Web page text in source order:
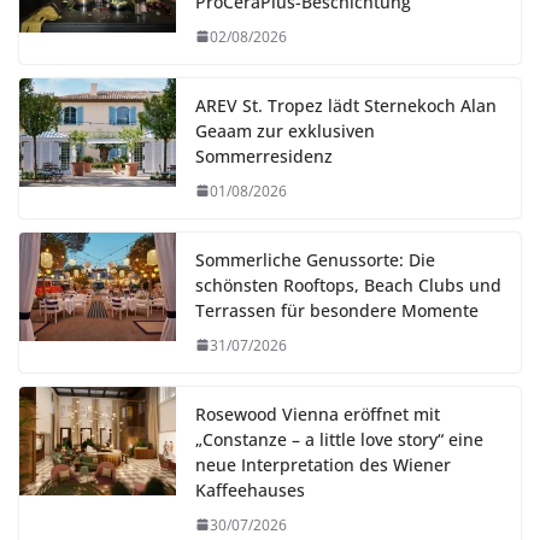
02/08/2026
AREV St. Tropez lädt Sternekoch Alan
Geaam zur exklusiven
Sommerresidenz
01/08/2026
Sommerliche Genussorte: Die
schönsten Rooftops, Beach Clubs und
Terrassen für besondere Momente
31/07/2026
Rosewood Vienna eröffnet mit
„Constanze – a little love story“ eine
neue Interpretation des Wiener
Kaffeehauses
30/07/2026